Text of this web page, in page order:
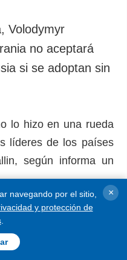
Volodymyr
no aceptará
si se adoptan sin
lo hizo en una rueda
líderes de los países
según informa un
navegando por el sitio,
y protección de
.
×